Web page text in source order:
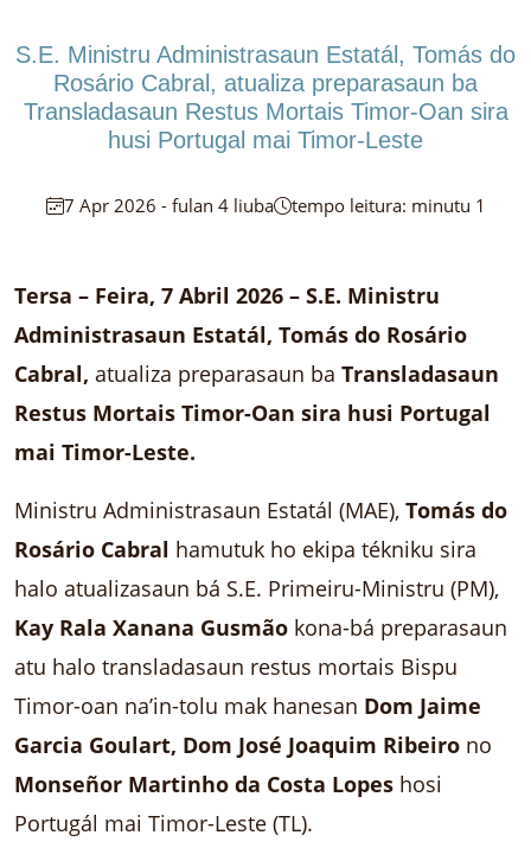
S.E. Ministru Administrasaun Estatál, Tomás do
Rosário Cabral, atualiza preparasaun ba
Transladasaun Restus Mortais Timor-Oan sira
husi Portugal mai Timor-Leste
7 Apr 2026 - fulan 4 liuba tempo leitura: minutu 1
Tersa – Feira, 7 Abril 2026 – S.E. Ministru
Administrasaun Estatál, Tomás do Rosário
Cabral, atualiza preparasaun ba Transladasaun
Restus Mortais Timor-Oan sira husi Portugal
mai Timor-Leste.
Ministru Administrasaun Estatál (MAE), Tomás do
Rosário Cabral hamutuk ho ekipa tékniku sira
halo atualizasaun bá S.E. Primeiru-Ministru (PM),
Kay Rala Xanana Gusmão kona-bá preparasaun
atu halo transladasaun restus mortais Bispu
Timor-oan na’in-tolu mak hanesan Dom Jaime
Garcia Goulart, Dom José Joaquim Ribeiro no
Monseñor Martinho da Costa Lopes hosi
Portugál mai Timor-Leste (TL).